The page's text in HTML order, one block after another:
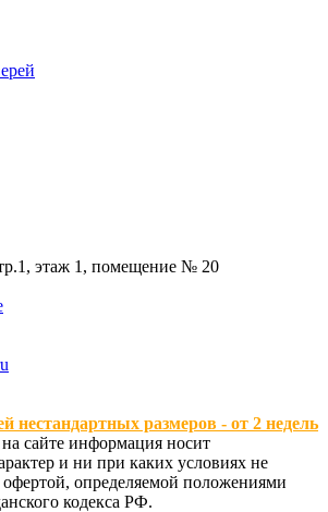
этаж 1, помещение № 20
нестандартных размеров - от 2 недель
сайте информация носит
и ни при каких условиях не
офертой, определяемой положениями
кодекса РФ.